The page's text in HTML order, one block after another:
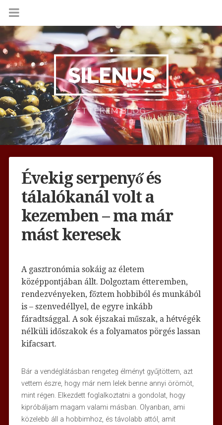
SILENUS
ÉTTEREM BLOG
Évekig serpenyő és
tálalókanál volt a
kezemben – ma már
mást keresek
A gasztronómia sokáig az életem
középpontjában állt. Dolgoztam étteremben,
rendezvényeken, főztem hobbiból és munkából
is – szenvedéllyel, de egyre inkább
fáradtsággal. A sok éjszakai műszak, a hétvégék
nélküli időszakok és a folyamatos pörgés lassan
kifacsart.
Bár a vendéglátásban rengeteg élményt gyűjtöttem, azt
vettem észre, hogy már nem lelek benne annyi örömöt,
mint régen. Elkezdett foglalkoztatni a gondolat, hogy
kipróbáljam magam valami másban. Olyanban, ami
közelebb áll a hobbimhoz, és távolabb attól, amit